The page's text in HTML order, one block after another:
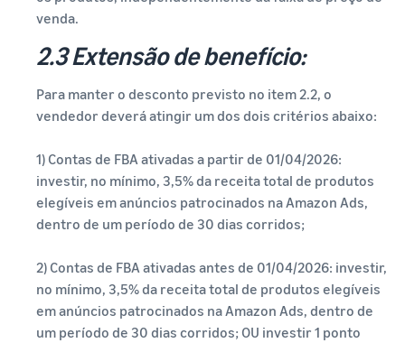
venda.
2.3 Extensão de benefício:
Para manter o desconto previsto no item 2.2, o
vendedor deverá atingir um dos dois critérios abaixo:
1) Contas de FBA ativadas a partir de 01/04/2026:
investir, no mínimo, 3,5% da receita total de produtos
elegíveis em anúncios patrocinados na Amazon Ads,
dentro de um período de 30 dias corridos;
2) Contas de FBA ativadas antes de 01/04/2026: investir,
no mínimo, 3,5% da receita total de produtos elegíveis
em anúncios patrocinados na Amazon Ads, dentro de
um período de 30 dias corridos; OU investir 1 ponto